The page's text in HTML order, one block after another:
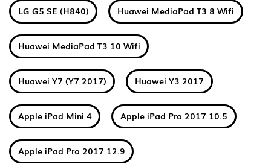
LG G5 SE (H840) Huawei MediaPad T3 8 Wifi
Huawei MediaPad T3 10 Wifi
Huawei Y7 (Y7 2017) Huawei Y3 2017
Apple iPad Mini 4 Apple iPad Pro 2017 10.5
Apple iPad Pro 2017 12.9